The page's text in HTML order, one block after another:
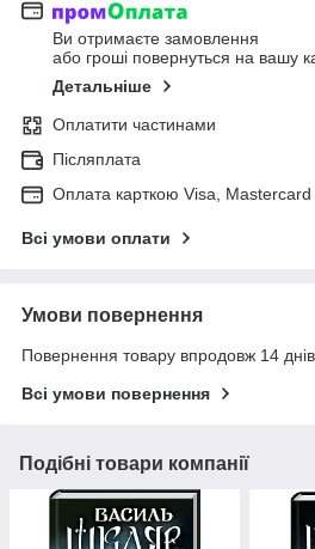
Ви отримаєте замовлення
або гроші повернуться на вашу
Детальніше
Оплатити частинами
Післяплата
Оплата карткою Visa,
Всі умови оплати
Умови повернення
Повернення товару впродовж 14
Всі умови повернення
Подібні товари компанії